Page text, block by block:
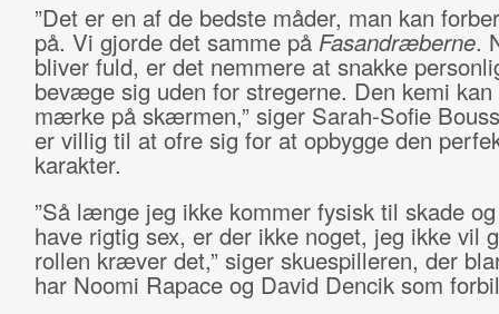
”Det er en af de bedste måder, man kan
på. Vi gjorde det samme på Fasandræberne.
bliver fuld, er det nemmere at snakke
bevæge sig uden for stregerne. Den kemi kan
mærke på skærmen,” siger Sarah-Sofie
er villig til at ofre sig for at opbygge den
karakter.
”Så længe jeg ikke kommer fysisk til skade
have rigtig sex, er der ikke noget, jeg ikke vil
rollen kræver det,” siger skuespilleren, der
har Noomi Rapace og David Dencik som